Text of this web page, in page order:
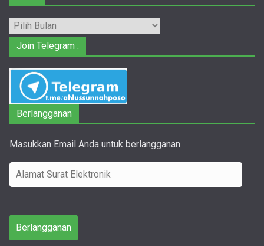
Arsip
Join Telegram :
Berlangganan
Masukkan Email Anda untuk berlangganan
l
m
Berlangganan